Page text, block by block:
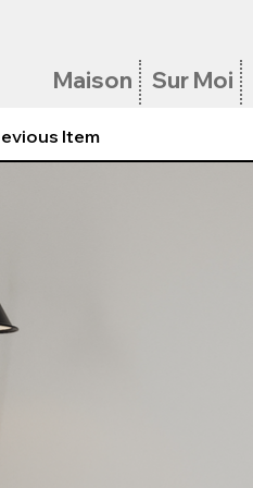
Maison Sur Moi
Item